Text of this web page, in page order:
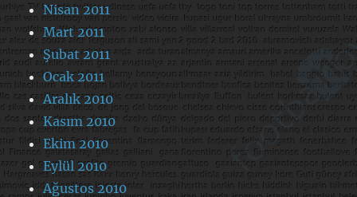
Nisan 2011
Mart 2011
Şubat 2011
Ocak 2011
Aralık 2010
Kasım 2010
Ekim 2010
Eylül 2010
Ağustos 2010